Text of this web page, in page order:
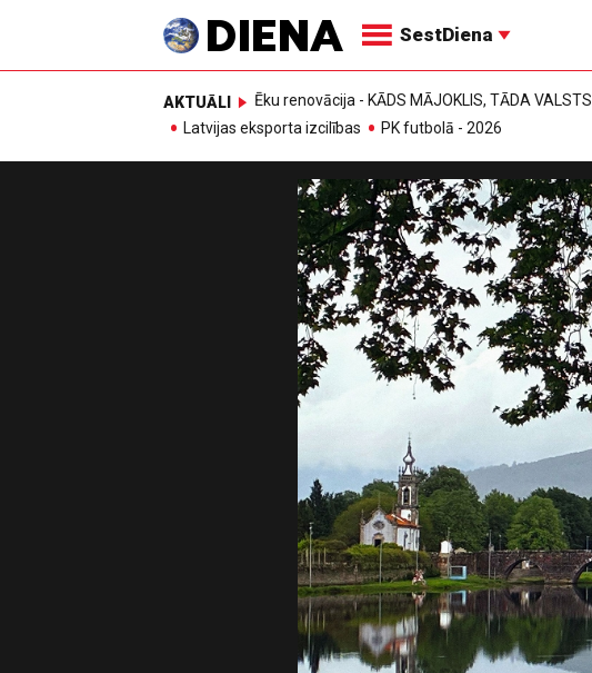
SestDiena
AKTUĀLI Ēku renovācija - KĀDS MĀJOKLIS, TĀDA VALSTS
Latvijas eksporta izcilības
PK futbolā - 2026